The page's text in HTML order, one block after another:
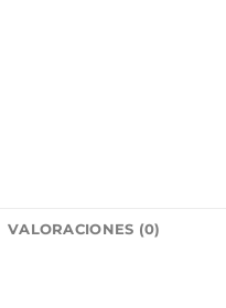
VALORACIONES (0)